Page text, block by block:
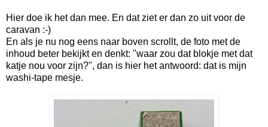
Hier doe ik het dan mee. En dat ziet er dan zo uit voor de
caravan :-)
En als je nu nog eens naar boven scrollt, de foto met de
inhoud beter bekijkt en denkt: "waar zou dat blokje met dat
katje nou voor zijn?", dan is hier het antwoord: dat is mijn
washi-tape mesje.